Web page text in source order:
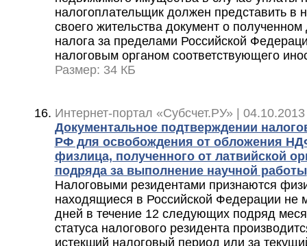
налогоплательщик должен представить в
своего жительства документ о
налога за пределами Российской
налоговым органом соответствующего
Размер: 34 КБ
Интернет-портал «Субсчет.РУ» |
Документальное подтверждении
РФ для освобождения от обложения
физлица, полученного от латвийской
подряда за выполнение научной работы
Налоговыми резидентами признаются
находящиеся в Российской Федерации не
дней в течение 12 следующих подряд
статуса налогового резидента
истекший налоговый период или за